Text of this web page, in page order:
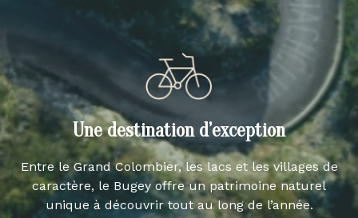
Une destination d’exception
Entre le Grand Colombier, les lacs et les villages de
caractère, le Bugey offre un patrimoine naturel
unique à découvrir tout au long de l’année.